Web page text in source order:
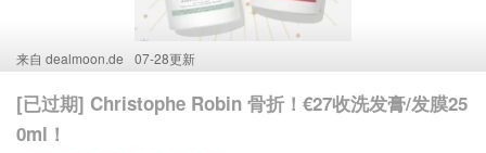
来自 dealmoon.de 07-28更新
[已过期] Christophe Robin 骨折！€27收洗发膏/发膜25
0ml！